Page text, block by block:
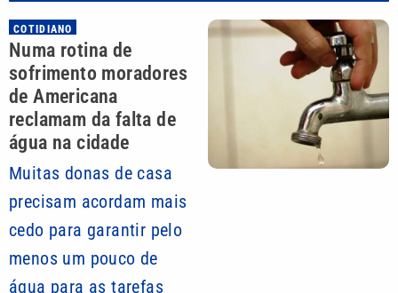
COTIDIANO
Numa rotina de
sofrimento moradores
de Americana
reclamam da falta de
água na cidade
Muitas donas de casa
precisam acordam mais
cedo para garantir pelo
menos um pouco de
água para as tarefas